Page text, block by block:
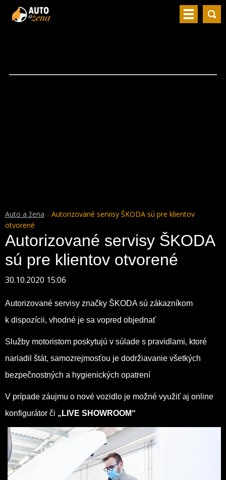
Auto a žena
Autorizované servisy ŠKODA sú pre klientov
otvorené
Autorizované servisy ŠKODA
sú pre klientov otvorené
30.10.2020 15:06
Autorizované servisy značky ŠKODA sú zákazníkom
k dispozícii, vhodné je sa vopred objednať
Služby motoristom poskytujú v súlade s pravidlami, ktoré
nariadil štát, samozrejmosťou je dodržiavanie všetkých
bezpečnostných a hygienických opatrení
V prípade záujmu o nové vozidlo je možné využiť aj online
konfigurátor či „LIVE SHOWROOM“